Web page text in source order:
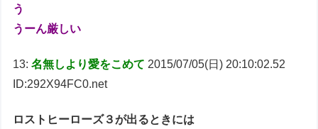
う
うーん厳しい
13:名無しより愛をこめて 2015/07/05(日) 20:10:02.52
ID:292X94FC0.net
ロストヒーローズ３が出るときには